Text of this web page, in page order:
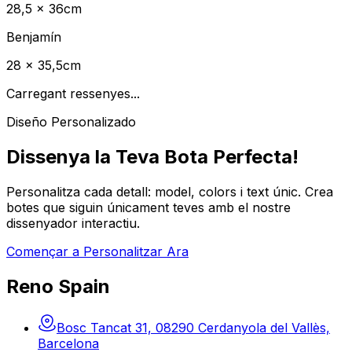
28,5 x 36cm
Benjamín
28 x 35,5cm
Carregant ressenyes...
Diseño Personalizado
Dissenya la Teva Bota Perfecta!
Personalitza cada detall: model, colors i text únic. Crea
botes que siguin únicament teves amb el nostre
dissenyador interactiu.
Començar a Personalitzar Ara
Reno Spain
Bosc Tancat 31, 08290 Cerdanyola del Vallès,
Barcelona